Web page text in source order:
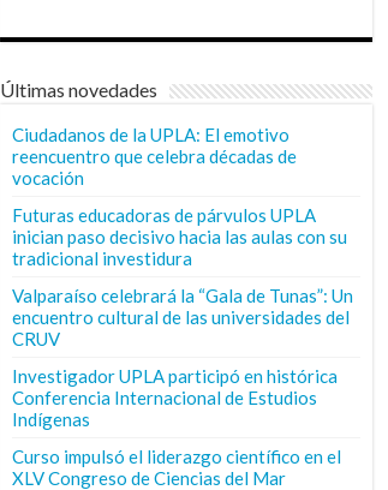
Últimas novedades
Ciudadanos de la UPLA: El emotivo
reencuentro que celebra décadas de
vocación
Futuras educadoras de párvulos UPLA
inician paso decisivo hacia las aulas con su
tradicional investidura
Valparaíso celebrará la “Gala de Tunas”: Un
encuentro cultural de las universidades del
CRUV
Investigador UPLA participó en histórica
Conferencia Internacional de Estudios
Indígenas
Curso impulsó el liderazgo científico en el
XLV Congreso de Ciencias del Mar